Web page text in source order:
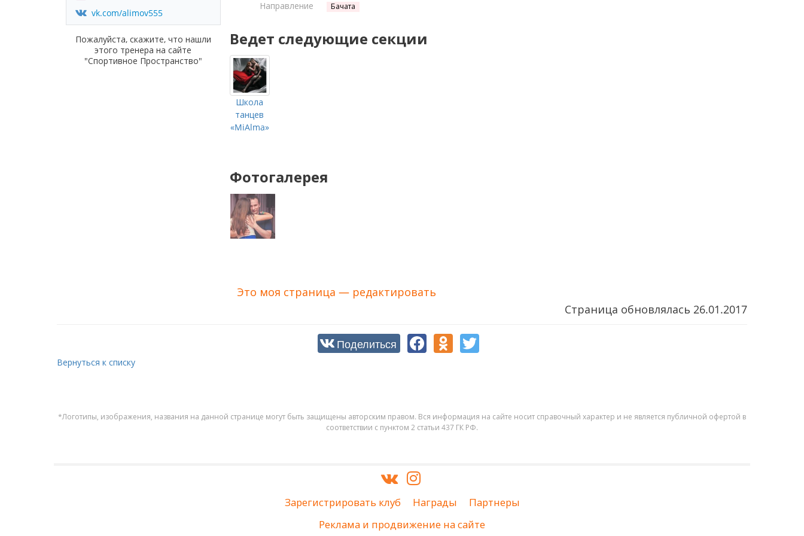
vk.com/alimov555
Пожалуйста, скажите, что нашли
этого тренера на сайте
"Спортивное Пространство"
Направление Бачата
Ведет следующие секции
Школа
танцев
«MiAlma»
Фотогалерея
Это моя страница — редактировать
Страница обновлялась 26.01.2017
Поделиться
Вернуться к списку
*Логотипы, изображения, названия на данной странице могут быть защищены авторским правом. Вся информация на сайте носит справочный характер и не является публичной офертой в
соответствии с пунктом 2 статьи 437 ГК РФ.
Зарегистрировать клуб Награды
Партнеры
Реклама и продвижение на сайте